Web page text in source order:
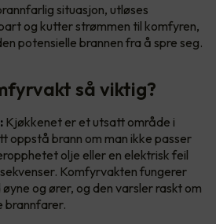
situasjon, utløses
og kutter strømmen til komfyren,
potensielle brannen fra å spre seg.
så viktig?
Kjøkkenet er et utsatt område i
oppstå brann om man ikke passer
olje eller en elektrisk feil
Komfyrvakten fungerer
og ører, og den varsler raskt om
brannfarer.